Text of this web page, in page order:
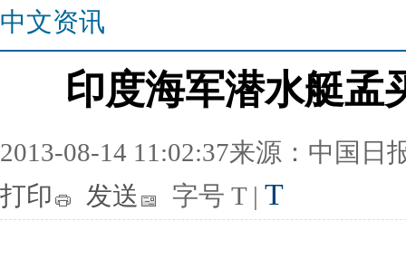
中文资讯
印度海军潜水艇孟
2013-08-14 11:02:37来源：中国日
打印
发送 字号 T | T